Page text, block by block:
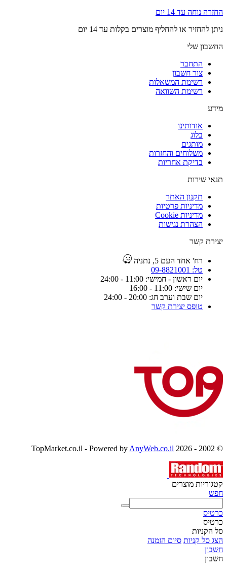
החזרה נוחה עד 14 יום
ניתן להחזיר או להחליף מוצרים בקלות עד 14 יום
החשבון שלי
התחבר
צור חשבון
רשימת המשאלות
רשימת השוואה
מידע
אודותינו
בלוג
מותגים
משלוחים והחזרות
בדיקת אחריות
תנאי שירות
תקנון האתר
מדיניות פרטיות
מדיניות Cookie
הצהרת נגישות
יצירת קשר
רח' אחד העם 5, נתניה
טל: 09-8821001
יום ראשון - חמישי: 11:00 - 24:00
יום שישי: 11:00 - 16:00
יום שבת וערב חג: 20:00 - 24:00
טופס יצירת קשר
© 2002 - 2026 TopMarket.co.il - Powered by
AnyWeb.co.il
קטגוריות מוצרים
חפש
כרטיס
כרטיס
סל הקניות
הצג סל קניות סיום הזמנה
חשבון
חשבון